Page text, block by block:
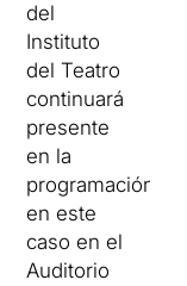
del
Instituto
del Teatro
continuará
presente
en la
programación,
en este
caso en el
Auditorio